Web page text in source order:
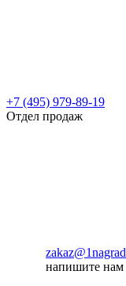
+7 (495) 979-89-19
Отдел продаж
напишите нам